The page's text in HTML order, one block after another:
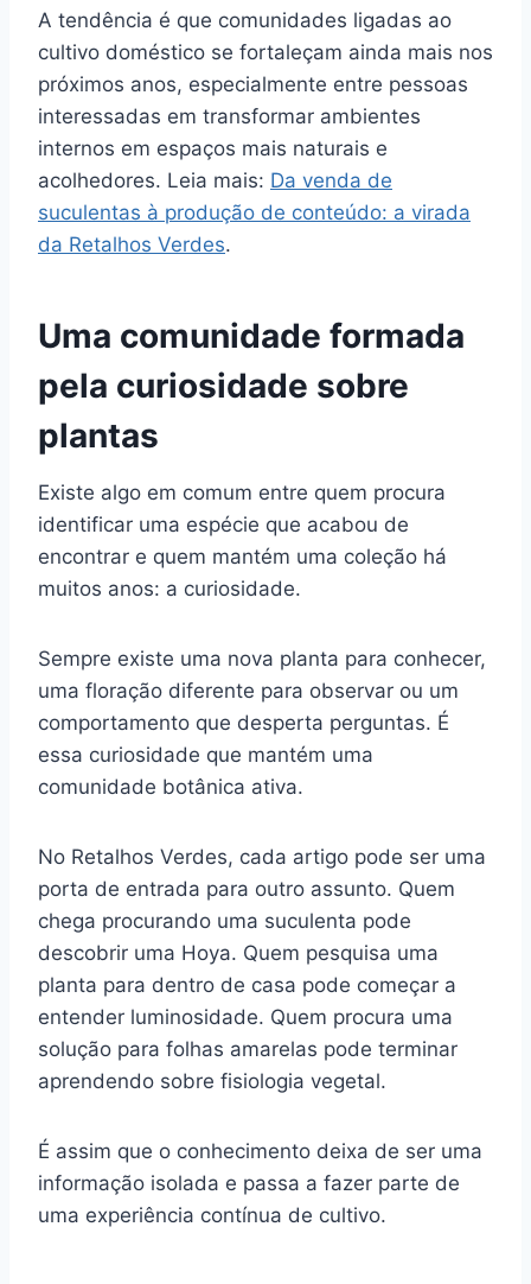
A tendência é que comunidades ligadas ao
cultivo doméstico se fortaleçam ainda mais nos
próximos anos, especialmente entre pessoas
interessadas em transformar ambientes
internos em espaços mais naturais e
acolhedores. Leia mais: Da venda de
suculentas à produção de conteúdo: a virada
da Retalhos Verdes.
Uma comunidade formada
pela curiosidade sobre
plantas
Existe algo em comum entre quem procura
identificar uma espécie que acabou de
encontrar e quem mantém uma coleção há
muitos anos: a curiosidade.
Sempre existe uma nova planta para conhecer,
uma floração diferente para observar ou um
comportamento que desperta perguntas. É
essa curiosidade que mantém uma
comunidade botânica ativa.
No Retalhos Verdes, cada artigo pode ser uma
porta de entrada para outro assunto. Quem
chega procurando uma suculenta pode
descobrir uma Hoya. Quem pesquisa uma
planta para dentro de casa pode começar a
entender luminosidade. Quem procura uma
solução para folhas amarelas pode terminar
aprendendo sobre fisiologia vegetal.
É assim que o conhecimento deixa de ser uma
informação isolada e passa a fazer parte de
uma experiência contínua de cultivo.